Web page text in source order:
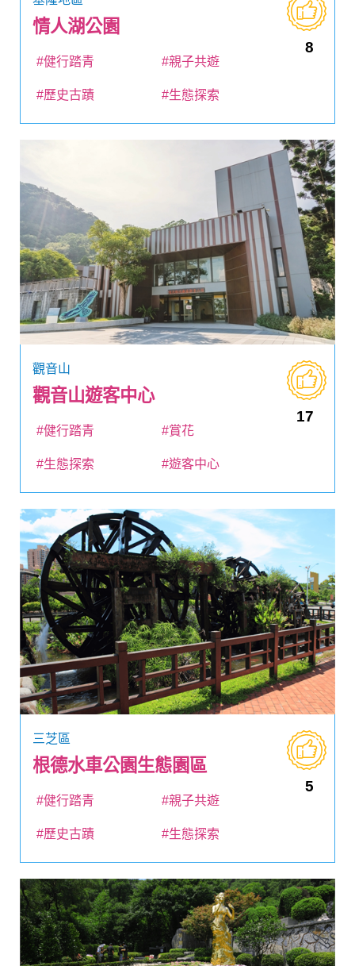
情人湖公園
8
#健行踏青 #親子共遊
#歷史古蹟 #生態探索
觀音山
觀音山遊客中心
17
#健行踏青 #賞花
#生態探索 #遊客中心
三芝區
根德水車公園生態園區
5
#健行踏青 #親子共遊
#歷史古蹟 #生態探索